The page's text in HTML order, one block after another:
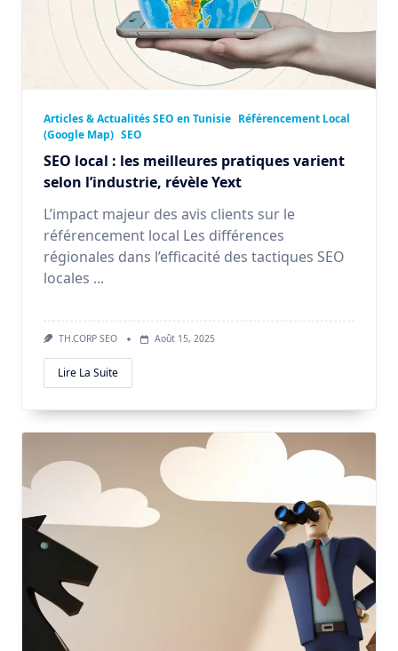
Articles & Actualités SEO en Tunisie Référencement Local
(Google Map) SEO
SEO local : les meilleures pratiques varient
selon l’industrie, révèle Yext
L’impact majeur des avis clients sur le
référencement local Les différences
régionales dans l’efficacité des tactiques SEO
locales ...
TH.CORP SEO Août 15, 2025
Lire La Suite